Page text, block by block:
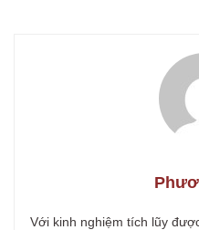
Với kinh nghiệm tích lũy